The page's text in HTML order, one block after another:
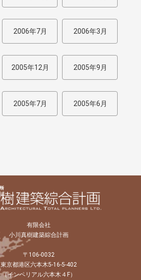
2006年7月 2006年3月
2005年12月 2005年9月
2005年7月 2005年6月
有限会社
小川真樹建築綜合計画
〒106-0032
東京都港区六本木5-16-5-402
（インペリアル六本木４F）